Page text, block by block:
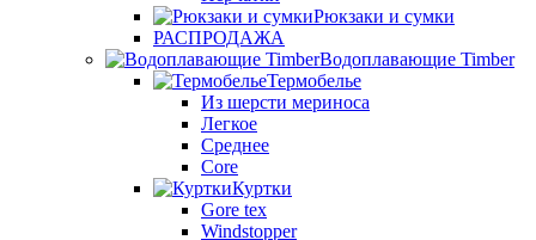
Рюкзаки и сумки
РАСПРОДАЖА
Водоплавающие Timber
Термобелье
Из шерсти мериноса
Легкое
Среднее
Core
Куртки
Gore tex
Windstopper